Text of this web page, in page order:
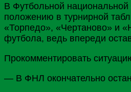
В Футбольной национальной
положению в турнирной
«Торпедо», «Чертаново» и
футбола, ведь впереди
Прокомментировать
— В ФНЛ окончательно